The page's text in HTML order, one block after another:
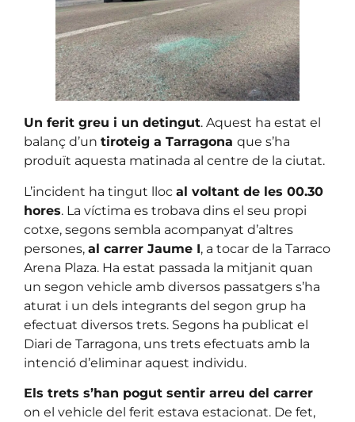
Un ferit greu i un detingut. Aquest ha estat el
balanç d’un tiroteig a Tarragona que s’ha
produït aquesta matinada al centre de la ciutat.
L’incident ha tingut lloc al voltant de les 00.30
hores. La víctima es trobava dins el seu propi
cotxe, segons sembla acompanyat d’altres
persones, al carrer Jaume I, a tocar de la Tarraco
Arena Plaza. Ha estat passada la mitjanit quan
un segon vehicle amb diversos passatgers s’ha
aturat i un dels integrants del segon grup ha
efectuat diversos trets. Segons ha publicat el
Diari de Tarragona, uns trets efectuats amb la
intenció d’eliminar aquest individu.
Els trets s’han pogut sentir arreu del carrer
on el vehicle del ferit estava estacionat. De fet,